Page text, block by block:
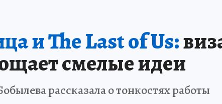
и The Last of Us:
смелые идеи
рассказала о тонкостях работы